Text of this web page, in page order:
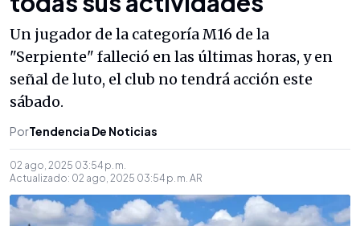
Un jugador de la categoría M16 de la
"Serpiente" falleció en las últimas horas, y en
señal de luto, el club no tendrá acción este
sábado.
PorTendencia De Noticias
02 ago, 2025 03:54 p. m.
Actualizado: 02 ago, 2025 03:54 p. m. AR